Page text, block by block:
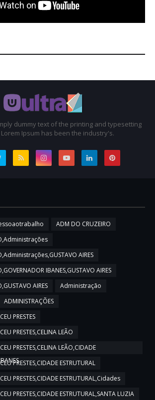
dummy text of the printing and typesetting
Ipsum has been the industry's.
ADM DO CRUZEIRO
AIRES
IBANES,GUSTAVO AIRES
AIRES
Administração
ADMINISTRAÇÕES
PRESTES
PRESTES,CELINA LEÃO
PRESTES,CELINA LEÃO,CIDADE
PRESTES,CIDADE ESTRUTURAL
PRESTES,CIDADE ESTRUTURAL,Cidades
PRESTES,CIDADE ESTRUTURAL,SANTA LUZIA